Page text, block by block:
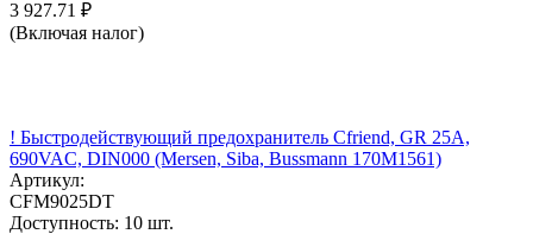
3 927.71 ₽
(Включая налог)
! Быстродействующий предохранитель Cfriend, GR 25А,
690VAC, DIN000 (Mersen, Siba, Bussmann 170M1561)
Артикул:
CFM9025DT
Доступность: 10 шт.